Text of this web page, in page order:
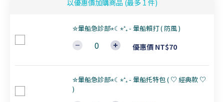
以優惠價加購商品 (最多 1 件)
✮暈船急診部⋆☾⋆⁺₊ - 暈船賴打 ( 防風 )
優惠價 NT$70
✮暈船急診部⋆☾⋆⁺₊ - 暈船托特包 ( ♡ 經典款 ♡
)